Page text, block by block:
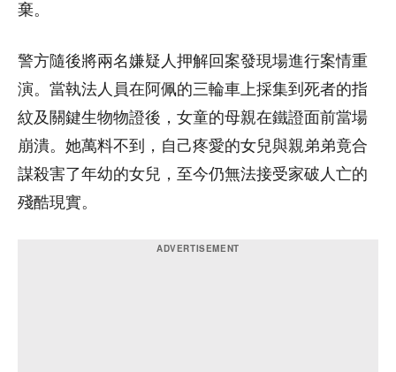
棄。
警方隨後將兩名嫌疑人押解回案發現場進行案情重
演。當執法人員在阿佩的三輪車上採集到死者的指
紋及關鍵生物物證後，女童的母親在鐵證面前當場
崩潰。她萬料不到，自己疼愛的女兒與親弟弟竟合
謀殺害了年幼的女兒，至今仍無法接受家破人亡的
殘酷現實。